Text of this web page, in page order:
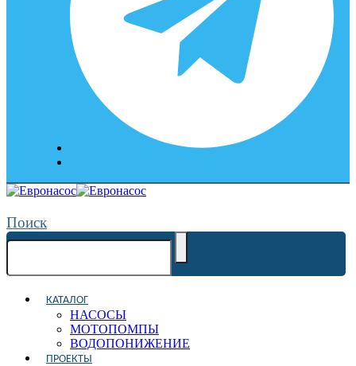
Поиск
КАТАЛОГ
НАСОСЫ
МОТОПОМПЫ
ВОДОПОНИЖЕНИЕ
ПРОЕКТЫ